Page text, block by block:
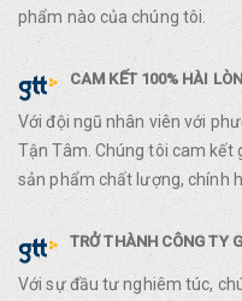
phẩm nào của chúng tôi.
CAM KẾT 100% HÀI
Với đội ngũ nhân viên với
Tận Tâm. Chúng tôi cam kết
sản phẩm chất lượng, chính
TRỞ THÀNH CÔNG TY
Với sự đầu tư nghiêm túc,